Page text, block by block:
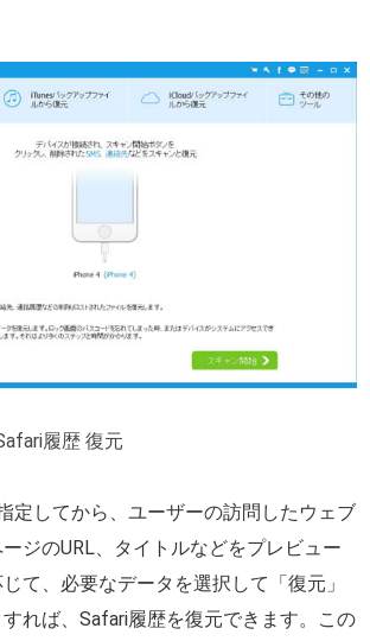
履歴 復元
定してから、ユーザーの訪問したウェブ
ジのURL、タイトルなどをプレビュー
て、必要なデータを選択して「復元」
れば、Safari履歴を復元できます。この